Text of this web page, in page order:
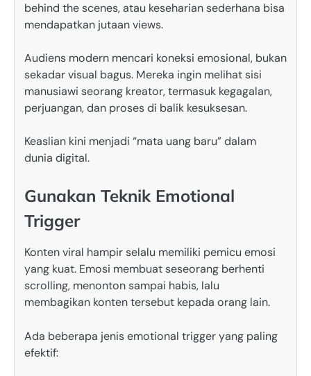
behind the scenes, atau keseharian sederhana bisa
mendapatkan jutaan views.
Audiens modern mencari koneksi emosional, bukan
sekadar visual bagus. Mereka ingin melihat sisi
manusiawi seorang kreator, termasuk kegagalan,
perjuangan, dan proses di balik kesuksesan.
Keaslian kini menjadi “mata uang baru” dalam
dunia digital.
Gunakan Teknik Emotional
Trigger
Konten viral hampir selalu memiliki pemicu emosi
yang kuat. Emosi membuat seseorang berhenti
scrolling, menonton sampai habis, lalu
membagikan konten tersebut kepada orang lain.
Ada beberapa jenis emotional trigger yang paling
efektif: